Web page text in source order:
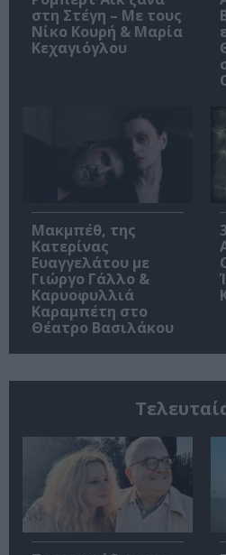
στη Στέγη – Με τους
Νίκο Κουρή & Μαρία
Κεχαγιόγλου
Μακμπέθ, της
Κατερίνας
Ευαγγελάτου με
Γιώργο Γάλλο &
Καρυοφυλλιά
Καραμπέτη στο
Θέατρο Βασιλάκου